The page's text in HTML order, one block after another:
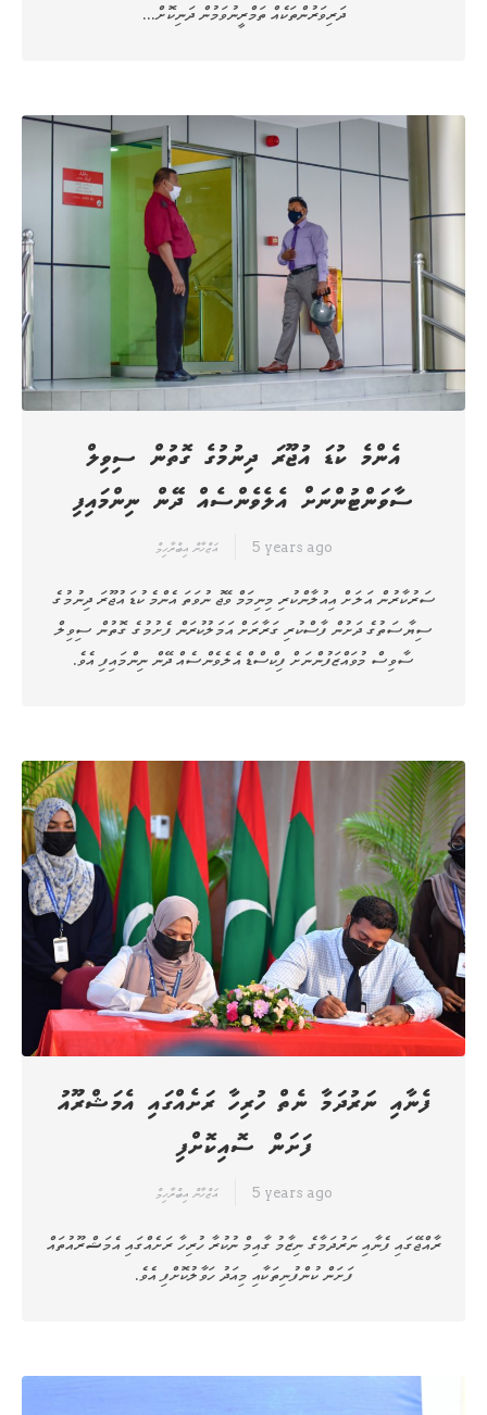
ދަރިވަރުންތަކެއް ތަމްރީނުވަމުން ދަނިކޮށް…
އެންމެ ކުޑަ އުޖޫރަ ދިނުމުގެ ގޮތުން ސިވިލް
ސާވަންޓުންނަށް އެލެވެންސެއް ދޭން ނިންމައިފި
އަޒްހާން އިބްރާހިމް 5 years ago
ސަރުކާރުން އަލަށް އިއުލާންކުރި މިނިމަމް ވޭޖު ނުވަތަ އެންމެ ކުޑަ އުޖޫރަ ދިނުމުގެ
ސިޔާސަތުގެ ދަށުން ފާސްކުރި ގަރާރަށް އަމަލުކުރަން ފެށުމުގެ ގޮތުން ސިވިލް
ސާވިސް މުވައްޒަފުންނަށް ފިކްސްޑް އެލެވެންސެއް ދޭން ނިންމައިފި އެވެ.
ފެނާއި ނަރުދަމާ ނެތް ހުރިހާ ރަށެއްގައި އެމަޝްރޫއު
ފަށަން ސޮއިކޮށްފި
އަޒްހާން އިބްރާހިމް 5 years ago
ރާއްޖޭގައި ފެނާއި ނަރުދަމާގެ ނިޒާމު ގާއިމް ނުކުރާ ހުރިހާ ރަށެއްގައި އެމަޝްރޫއުތައް
ފަށަން ކުންފުނިތަކާއި މިއަދު ހަވާލުކޮށްފި އެވެ.